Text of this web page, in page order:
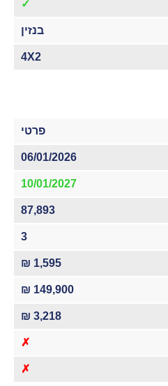
✓
בנזין
4X2
פרטי
06/01/2026
10/01/2027
87,893
3
1,595 ₪
149,900 ₪
3,218 ₪
✗
✗